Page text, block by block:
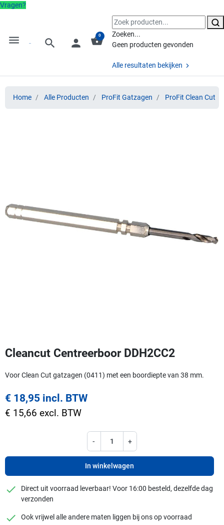
Vragen?
menu search person shopping_basket
0
Zoeken...
Geen producten gevonden
Alle resultaten bekijken
Home Alle Producten ProFit Gatzagen ProFit Clean Cut
Cleancut Centreerboor DDH2CC2
Voor Clean Cut gatzagen (0411) met een boordiepte van 38 mm.
€ 18,95 incl. BTW
€ 15,66 excl. BTW
- +
In winkelwagen
checkmark
Direct uit voorraad leverbaar! Voor 16:00 besteld, dezelfde dag
verzonden
checkmark
Ook vrijwel alle andere maten liggen bij ons op voorraad